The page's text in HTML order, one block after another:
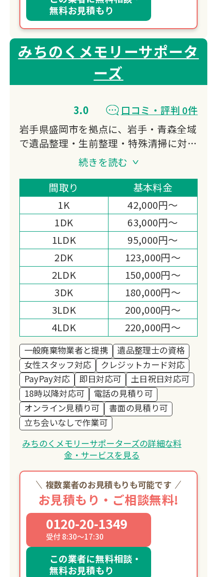
無料お見積もり
みちのくメモリーサポータ
ーズ
3.0
口コミ・評判 0件
岩手県盛岡市を拠点に、岩手・青森全域
で遺品整理・生前整理・特殊清掃に対応
一般社団法人終活協議会認定の終活ガイ
ドが在籍し、遺品整理士の知識とともに
終活全般の相談にも対応できる点が北東
北エリアで選ばれる理由です。
続きを読む
間取り
基本料金
1K
42,000円～
1DK
63,000円～
1LDK
95,000円～
2DK
123,000円～
2LDK
150,000円～
3DK
180,000円～
3LDK
200,000円～
4LDK
220,000円～
一般廃棄物業者と提携
遺品整理士の資格
女性スタッフ対応
クレジットカード対応
PayPay対応
即日対応可
土日祝日対応可
18時以降対応可
電話の見積り可
オンライン見積り可
書面の見積り可
立ち会いなしで作業可
みちのくメモリーサポーターズの詳細な料
金・サービスを見る
複数業者のお見積もりも可能です
お見積もり・ご相談無料!
0120-20-1349
受付 8:30～17:30
この業者に無料相談・
無料お見積もり